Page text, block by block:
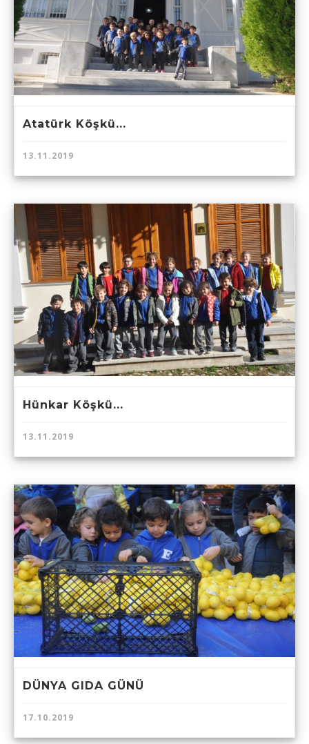
Atatürk Köşkü...
13.11.2019
Hünkar Köşkü...
13.11.2019
DÜNYA GIDA GÜNÜ
17.10.2019